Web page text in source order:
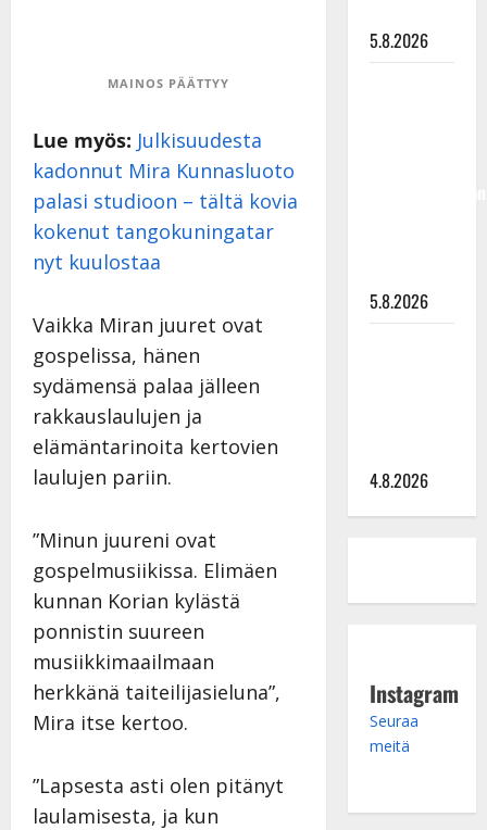
MAINOS PÄÄTTYY
Lue myös: Julkisuudesta
kadonnut Mira Kunnasluoto
palasi studioon – tältä kovia
kokenut tangokuningatar
nyt kuulostaa
Vaikka Miran juuret ovat
gospelissa, hänen
sydämensä palaa jälleen
rakkauslaulujen ja
elämäntarinoita kertovien
laulujen pariin.
”Minun juureni ovat
gospelmusiikissa. Elimäen
kunnan Korian kylästä
ponnistin suureen
musiikkimaailmaan
herkkänä taiteilijasieluna”,
Mira itse kertoo.
”Lapsesta asti olen pitänyt
laulamisesta, ja kun
5.8.2026
5.8.2026
4.8.2026
Instagram
Seuraa
meitä